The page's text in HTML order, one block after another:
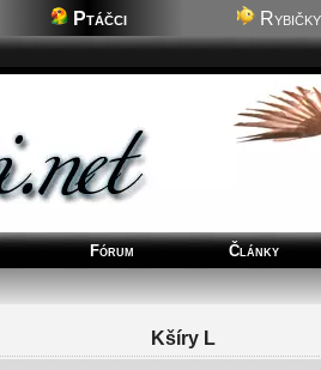
Ptáčci Rybičky
Fórum Články
Kšíry L